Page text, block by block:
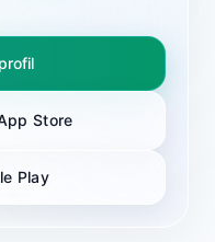
Store
Play